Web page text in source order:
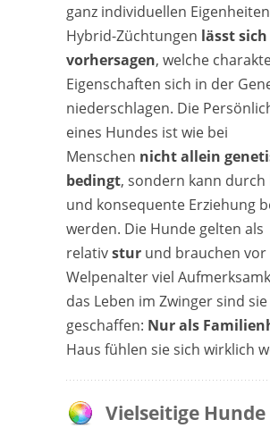
ganz individuellen
Hybrid-Züchtungen lässt
vorhersagen, welche
Eigenschaften sich in der
niederschlagen. Die
eines Hundes ist wie bei
Menschen nicht allein
bedingt, sondern kann durch
und konsequente Erziehung
werden. Die Hunde gelten als
relativstur und brauchen vor
Welpenalter viel
das Leben im Zwinger sind
geschaffen: Nur als
Haus fühlen sie sich wirklich
Vielseitige